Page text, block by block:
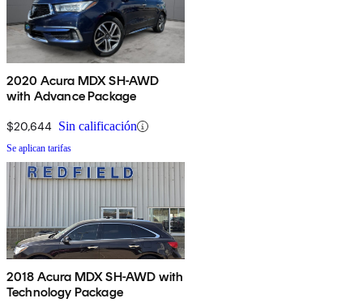
2020 Acura MDX SH-AWD
with Advance Package
$20,644 Sin calificación
Se aplican tarifas
2018 Acura MDX SH-AWD with
Technology Package